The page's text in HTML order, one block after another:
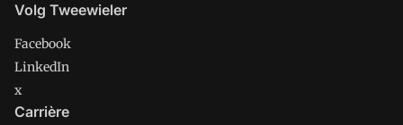
Volg Tweewieler
Facebook
LinkedIn
x
Carrière